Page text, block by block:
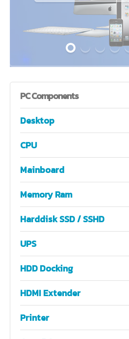
PCComponents
Desktop
CPU
Mainboard
Memory Ram
Harddisk SSD / SSHD
UPS
HDD Docking
HDMI Extender
Printer